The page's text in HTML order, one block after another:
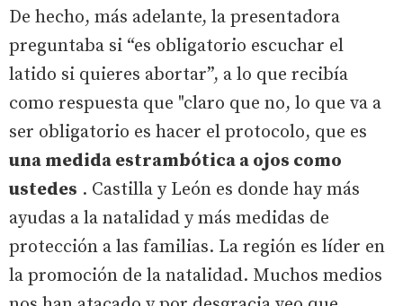
De hecho, más adelante, la presentadora
preguntaba si “es obligatorio escuchar el
latido si quieres abortar”, a lo que recibía
como respuesta que "claro que no, lo que va a
ser obligatorio es hacer el protocolo, que es
una medida estrambótica a ojos como
ustedes . Castilla y León es donde hay más
ayudas a la natalidad y más medidas de
protección a las familias. La región es líder en
la promoción de la natalidad. Muchos medios